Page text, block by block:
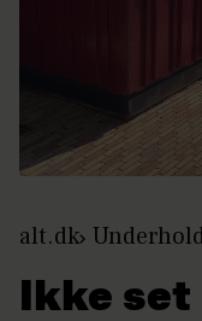
alt.dk
Ikke set